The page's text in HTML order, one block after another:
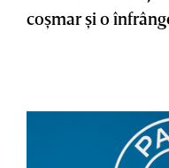
coşmar şi o